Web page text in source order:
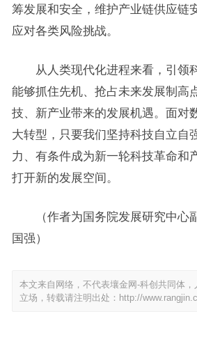
筹发展和安全，维护产业链供应链
应对各类风险挑战。
从人类现代化进程来看，引领
能够抓住先机、抢占未来发展制高
技、新产业带来的发展机遇。面对
大转型，只要我们坚持科技自立自
力、有条件成为新一轮科技革命和
打开新的发展空间。
（作者为国务院发展研究中心
国强）
本文来自网络，不代表壤金网-科创共同体，
立场，转载请注明出处： http://